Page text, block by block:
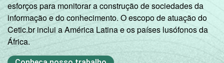
esforços para monitorar a construção de sociedades da
informação e do conhecimento. O escopo de atuação do
Cetic.br inclui a América Latina e os países lusófonos da
África.